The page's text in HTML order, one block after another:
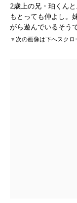
2歳上の兄・珀くん
もとっても仲よし。
がら遊んでいるそうで
▼次の画像は下へスクロ